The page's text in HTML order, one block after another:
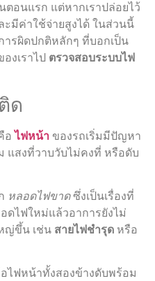
อนแรก แต่หากเราปล่อยไว้
มีค่าใช้จ่ายสูงได้ ในส่วนนี้
ารผิดปกติหลักๆ ที่บอกเป็น
งเราไป ตรวจสอบระบบไฟ
ด
อไฟหน้า ของรถเริ่มมีปัญหา
แสงที่วาบวับไม่คงที่ หรือดับ
หลอดไฟขาดซึ่งเป็นเรื่องที่
ดไฟใหม่แล้วอาการยังไม่
ญ่ขึ้น เช่น สายไฟชำรุด หรือ
ไฟหน้าทั้งสองข้างดับพร้อม